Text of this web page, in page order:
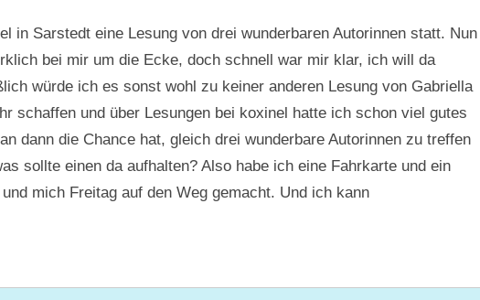
in Sarstedt eine Lesung von drei wunderbaren Autorinnen statt. Nun
bei mir um die Ecke, doch schnell war mir klar, ich will da
würde ich es sonst wohl zu keiner anderen Lesung von Gabriella
schaffen und über Lesungen bei koxinel hatte ich schon viel gutes
dann die Chance hat, gleich drei wunderbare Autorinnen zu treffen
sollte einen da aufhalten? Also habe ich eine Fahrkarte und ein
mich Freitag auf den Weg gemacht. Und ich kann